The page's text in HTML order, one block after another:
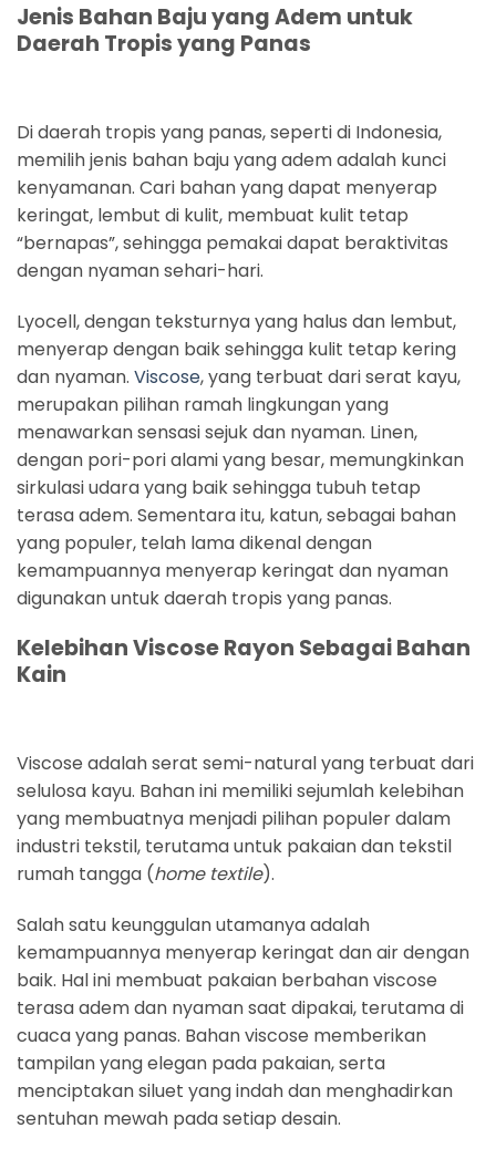
Jenis Bahan Baju yang Adem untuk
Daerah Tropis yang Panas
Di daerah tropis yang panas, seperti di Indonesia,
memilih jenis bahan baju yang adem adalah kunci
kenyamanan. Cari bahan yang dapat menyerap
keringat, lembut di kulit, membuat kulit tetap
“bernapas”, sehingga pemakai dapat beraktivitas
dengan nyaman sehari-hari.
Lyocell, dengan teksturnya yang halus dan lembut,
menyerap dengan baik sehingga kulit tetap kering
dan nyaman. Viscose, yang terbuat dari serat kayu,
merupakan pilihan ramah lingkungan yang
menawarkan sensasi sejuk dan nyaman. Linen,
dengan pori-pori alami yang besar, memungkinkan
sirkulasi udara yang baik sehingga tubuh tetap
terasa adem. Sementara itu, katun, sebagai bahan
yang populer, telah lama dikenal dengan
kemampuannya menyerap keringat dan nyaman
digunakan untuk daerah tropis yang panas.
Kelebihan Viscose Rayon Sebagai Bahan
Kain
Viscose adalah serat semi-natural yang terbuat dari
selulosa kayu. Bahan ini memiliki sejumlah kelebihan
yang membuatnya menjadi pilihan populer dalam
industri tekstil, terutama untuk pakaian dan tekstil
rumah tangga (home textile).
Salah satu keunggulan utamanya adalah
kemampuannya menyerap keringat dan air dengan
baik. Hal ini membuat pakaian berbahan viscose
terasa adem dan nyaman saat dipakai, terutama di
cuaca yang panas. Bahan viscose memberikan
tampilan yang elegan pada pakaian, serta
menciptakan siluet yang indah dan menghadirkan
sentuhan mewah pada setiap desain.